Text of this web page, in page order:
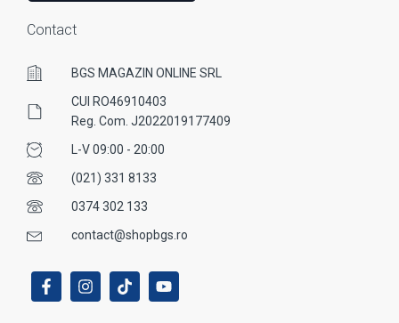
Contact
BGS MAGAZIN ONLINE SRL
CUI RO46910403
Reg. Com. J2022019177409
L-V 09:00 - 20:00
(021) 331 8133
0374 302 133
contact@shopbgs.ro